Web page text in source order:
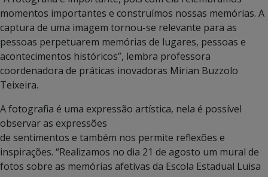
momentos importantes e construímos nossas memórias. A
captura de uma imagem tornou-se relevante para as
pessoas perpetuarem memórias de lugares, pessoas e
acontecimentos históricos”, lembra professora
coordenadora de práticas inovadoras Mirian Buzzolo
Teixeira.
A fotografia é uma expressão artística, nela é possível
observar as expressões
de sentimentos e também nos permite reflexões e
inspirações. “Realizamos no dia 21 de agosto um mural de
fotos sobre as memórias afetivas da Escola Estadual Luisa